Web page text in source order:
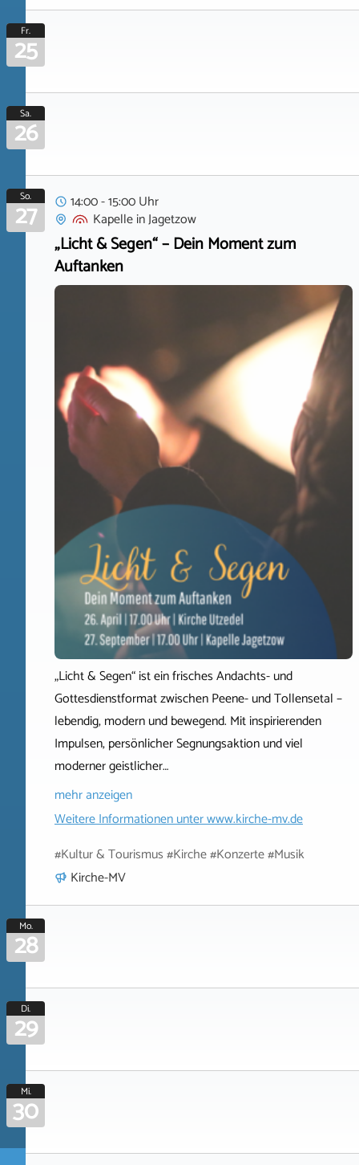
Fr.
25
Sa.
26
So.
27
14:00 - 15:00 Uhr
KapelleinJagetzow
„Licht & Segen“ – Dein Moment zum
Auftanken
„Licht & Segen“ ist ein frisches Andachts- und
Gottesdienstformat zwischen Peene- und Tollensetal –
lebendig, modern und bewegend. Mit inspirierenden
Impulsen, persönlicher Segnungsaktion und viel
moderner geistlicher…
mehr anzeigen
Weitere Informationen unterwww.kirche-mv.de
#Kultur & Tourismus #Kirche #Konzerte #Musik
Kirche-MV
Mo.
28
Di.
29
Mi.
30